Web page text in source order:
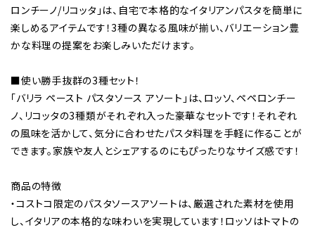
ロンチーノ/リコッタ」は、自宅で本格的なイタリアンパスタを簡単に
楽しめるアイテムです！3種の異なる風味が揃い、バリエーション豊
かな料理の提案をお楽しみいただけます。
■使い勝手抜群の3種セット！
「バリラ ペースト パスタソース アソート」は、ロッソ、ペペロンチー
ノ、リコッタの3種類がそれぞれ入った豪華なセットです！それぞれ
の風味を活かして、気分に合わせたパスタ料理を手軽に作ることが
できます。家族や友人とシェアするのにもぴったりなサイズ感です！
商品の特徴
・コストコ限定のパスタソースアソートは、厳選された素材を使用
し、イタリアの本格的な味わいを実現しています！ロッソはトマトの